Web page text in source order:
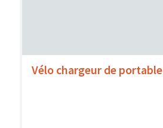
Vélo chargeur de portable